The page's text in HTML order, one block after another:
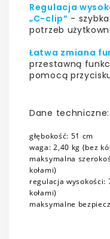
Regulacja
„C-clip” -
potrzeb
Łatwa zmiana
przestawną
pomocą
Dane techniczne:
głębokość: 51 cm
waga: 2,40 kg (bez
maksymalna
kołami)
regulacja wysokości:
kołami)
maksymalne